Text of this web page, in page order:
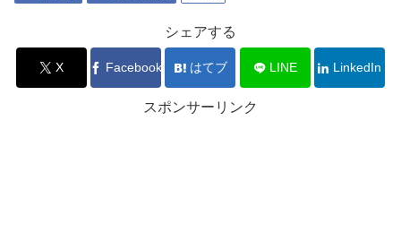
シェアする
X Facebook はてブ LINE LinkedIn
スポンサーリンク